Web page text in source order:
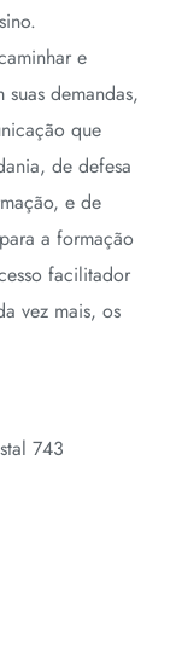
e
demandas,
que
de defesa
e de
a formação
facilitador
vez mais, os
743